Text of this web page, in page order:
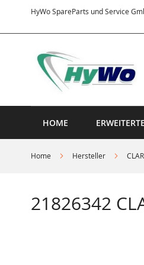
HyWo SpareParts und Service
HOME
Home Hersteller
21826342